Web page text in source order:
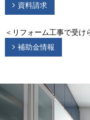
資料請求
＜リフォーム工事で受け
補助金情報